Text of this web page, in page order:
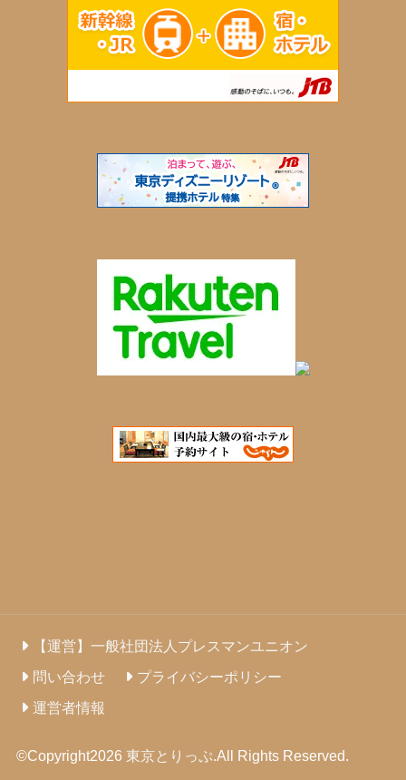
【運営】一般社団法人プレスマンユニオン
問い合わせ
プライバシーポリシー
運営者情報
©Copyright2026 東京とりっぷ.All Rights Reserved.